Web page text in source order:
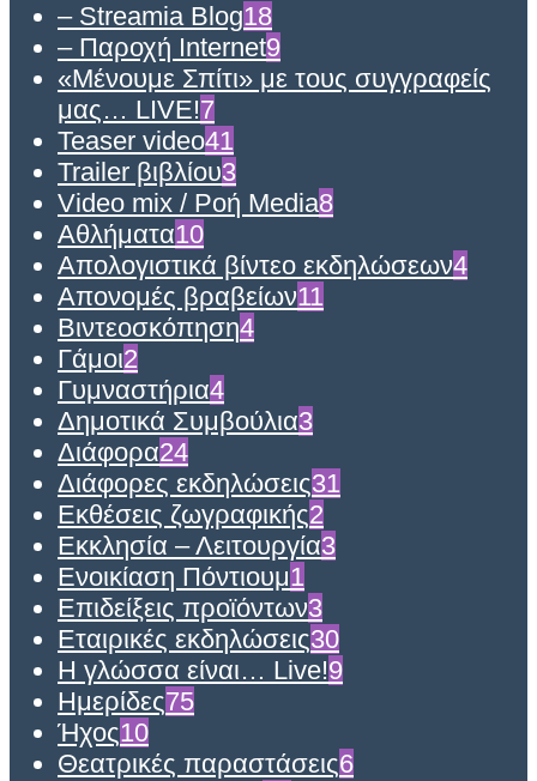
– Streamia Blog18
– Παροχή Internet9
«Μένουμε Σπίτι» με τους συγγραφείς
μας… LIVE!7
Teaser video41
Trailer βιβλίου3
Video mix / Ροή Media8
Αθλήματα10
Απολογιστικά βίντεο εκδηλώσεων4
Απονομές βραβείων11
Βιντεοσκόπηση4
Γάμοι2
Γυμναστήρια4
Δημοτικά Συμβούλια3
Διάφορα24
Διάφορες εκδηλώσεις31
Εκθέσεις ζωγραφικής2
Εκκλησία – Λειτουργία3
Ενοικίαση Πόντιουμ1
Επιδείξεις προϊόντων3
Εταιρικές εκδηλώσεις30
Η γλώσσα είναι… Live!9
Ημερίδες75
Ήχος10
Θεατρικές παραστάσεις6